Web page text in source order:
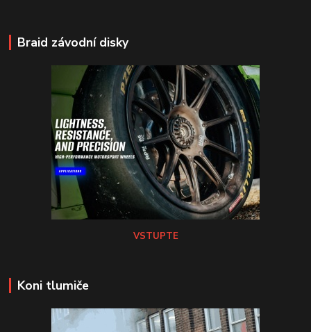
Braid závodní disky
VSTUPTE
Koni tlumiče